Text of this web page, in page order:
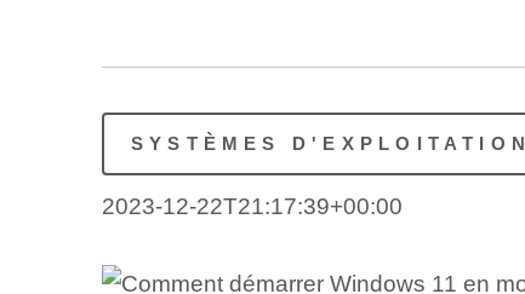
SYSTÈMES D'EXPLOITATION
2023-12-22T21:17:39+00:00